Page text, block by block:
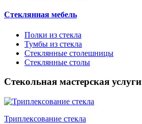
Стеклянная мебель
Полки из стекла
Тумбы из стекла
Стеклянные столешницы
Стеклянные столы
Стекольная мастерская услуги
Триплексование стекла